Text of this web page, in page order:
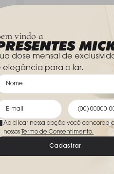
vindo a
dose mensal de
elegância para o lar.
Ao clicar nessa opção você concorda
nossos Termo de Consentimento.
Cadastrar
Cabideiro de Parede
10 X 17 Cm - Cada
Umbra
R$ 129,90